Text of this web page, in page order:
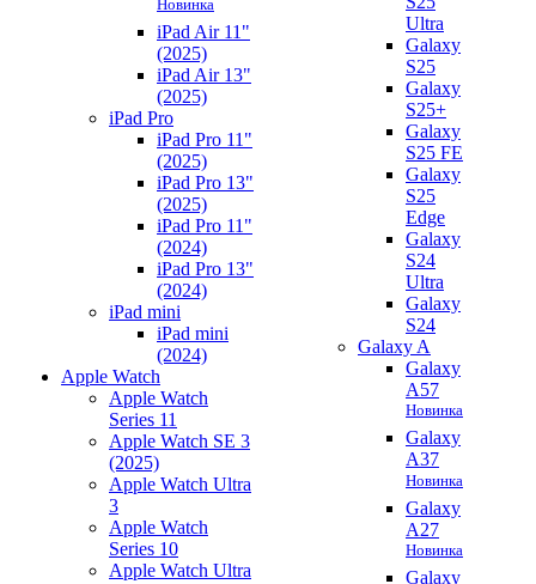
iPad Air 11"
(2025)
iPad Air 13"
(2025)
iPad Pro
iPad Pro 11"
(2025)
iPad Pro 13"
(2025)
iPad Pro 11"
(2024)
iPad Pro 13"
(2024)
iPad mini
iPad mini
(2024)
Apple Watch
Apple Watch
Series 11
Apple Watch SE 3
(2025)
Apple Watch Ultra
3
Apple Watch
Series 10
Apple Watch Ultra
Ultra
Galaxy
S25
Galaxy
S25+
Galaxy
S25 FE
Galaxy
S25
Edge
Galaxy
S24
Ultra
Galaxy
S24
Galaxy A
Galaxy
A57
Новинка
Galaxy
A37
Новинка
Galaxy
A27
Новинка
Galaxy